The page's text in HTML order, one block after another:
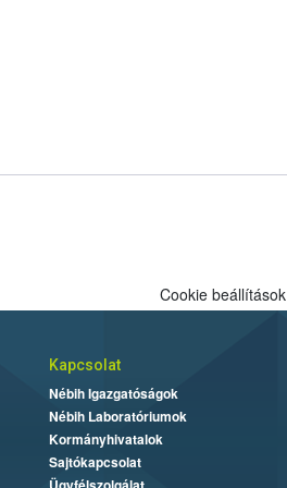
Cookie beállítások
Kapcsolat
Nébih Igazgatóságok
Nébih Laboratóriumok
Kormányhivatalok
Sajtókapcsolat